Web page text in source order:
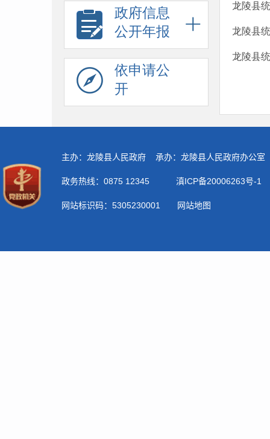
政府信息
公开年报
依申请公
开
龙陵县
龙陵县
龙陵县